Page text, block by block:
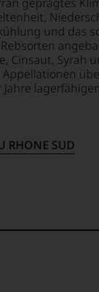
und das
Cinsaut, Syrah
RHONE SUD